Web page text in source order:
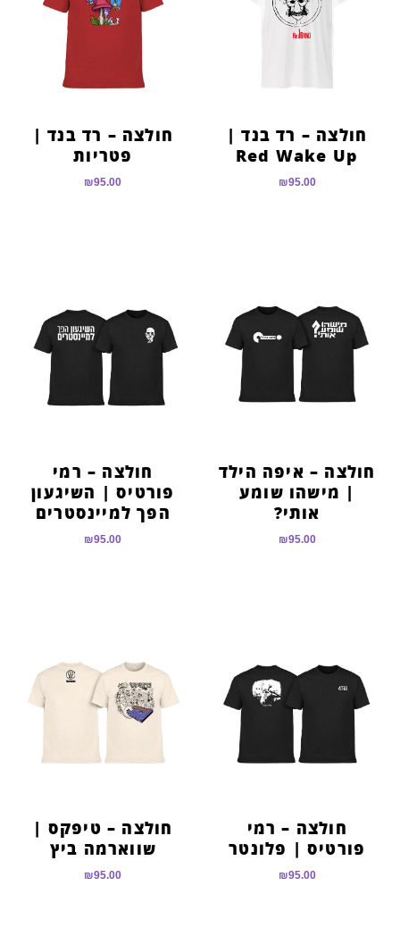
חולצה – רד בנד |
Red Wake Up
₪95.00
חולצה – רד בנד |
פטריות
₪95.00
חולצה – איפה הילד
| מישהו שומע
אותי?
₪95.00
חולצה – רמי
פורטיס | השיגעון
הפך למיינסטרים
₪95.00
חולצה – רמי
פורטיס | פלונטר
₪95.00
חולצה – טיפקס |
שווארמה ביץ
₪95.00